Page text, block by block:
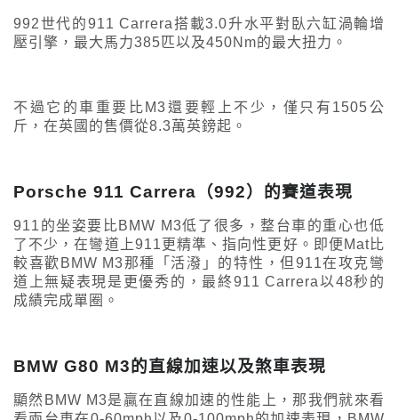
992世代的911 Carrera搭載3.0升水平對臥六缸渦輪增
壓引擎，最大馬力385匹以及450Nm的最大扭力。
不過它的車重要比M3還要輕上不少，僅只有1505公
斤，在英國的售價從8.3萬英鎊起。
Porsche 911 Carrera（992）的賽道表現
911的坐姿要比BMW M3低了很多，整台車的重心也低
了不少，在彎道上911更精準、指向性更好。即便Mat比
較喜歡BMW M3那種「活潑」的特性，但911在攻克彎
道上無疑表現是更優秀的，最終911 Carrera以48秒的
成績完成單圈。
BMW G80 M3的直線加速以及煞車表現
顯然BMW M3是贏在直線加速的性能上，那我們就來看